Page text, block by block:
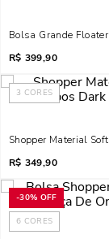
Bolsa Grande
R$ 399,90
3 CORES
Shopper Material
R$ 349,90
-30% OFF
6 CORES